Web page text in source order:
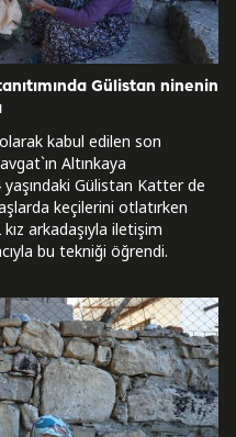
Gülistan ninenin
olarak kabul edilen son
Altınkaya
Gülistan Katter de
keçilerini otlatırken
arkadaşıyla iletişim
bu tekniği öğrendi.